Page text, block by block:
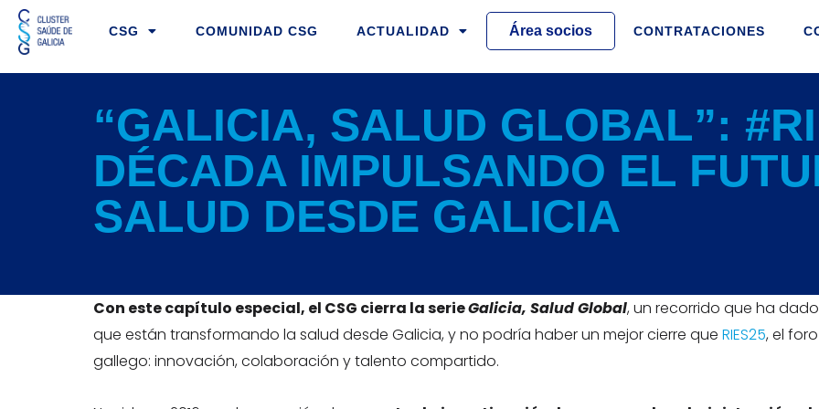
CSG COMUNIDAD CSG ACTUALIDAD Área socios CONTRATACIONES
“GALICIA, SALUD GLOBAL”:
DÉCADA IMPULSANDO EL
SALUD DESDE GALICIA
Con este capítulo especial, el CSG cierra la serieGalicia, Salud Global, un recorrido que ha
que están transformando la salud desde Galicia, y no podría haber un mejor cierre que RIES25, el
gallego: innovación, colaboración y talento compartido.